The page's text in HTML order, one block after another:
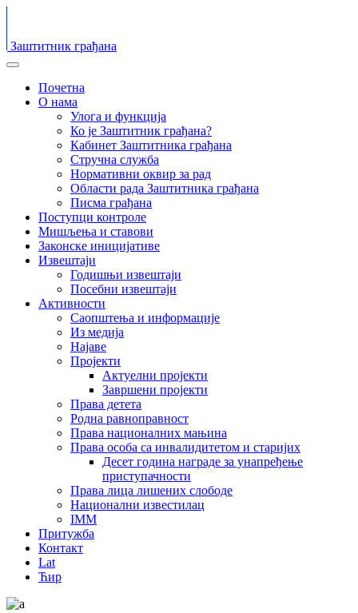
Заштитник грађана
Почетна
О нама
Улога и функција
Ко је Заштитник грађана?
Кабинет Заштитника грађана
Стручна служба
Нормативни оквир за рад
Области рада Заштитника грађана
Писма грађана
Поступци контроле
Мишљења и ставови
Законске иницијативе
Извештаји
Годишњи извештаји
Посебни извештаји
Активности
Саопштења и информације
Из медија
Најаве
Пројекти
Актуелни пројекти
Завршени пројекти
Права детета
Родна равноправност
Права националних мањина
Права особа са инвалидитетом и старијих
Десет година награде за унапређење
приступачности
Права лица лишених слободе
Национални известилац
IMM
Притужба
Контакт
Lat
Ћир